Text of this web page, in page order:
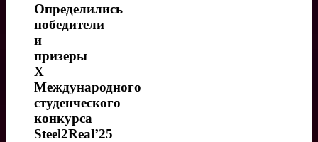
Определились
победители
и
призеры
X
Международного
студенческого
конкурса
Steel2Real’25